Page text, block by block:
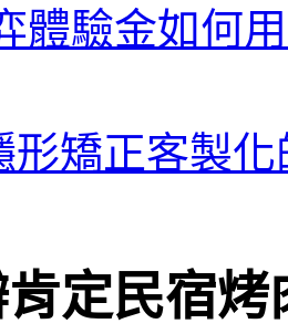
體驗金如何
形矯正客製
定民宿